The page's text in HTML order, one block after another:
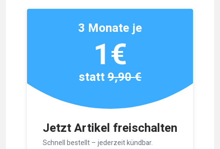
Jetzt Artikel freischalten
Schnell bestellt – jederzeit kündbar.
3 Monate je
1€
statt9,90 €